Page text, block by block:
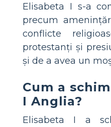
Elisabeta I s-a
precum
conflicte
protestanți și
și de a avea un
Cum a
I Anglia?
Elisabeta I a